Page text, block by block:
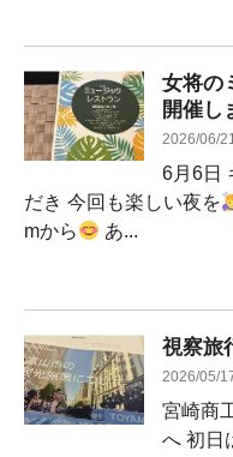
女将の
開催し
2026/06/
6月6日
だき 今回も楽しい夜を
mから
あ...
視察
2026/05/
宮崎商
へ 初日